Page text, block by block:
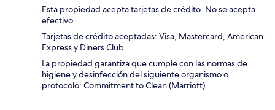
Esta propiedad acepta tarjetas de crédito. No se acepta
efectivo.
Tarjetas de crédito aceptadas: Visa, Mastercard, American
Express y Diners Club
La propiedad garantiza que cumple con las normas de
higiene y desinfección del siguiente organismo o
protocolo: Commitment to Clean (Marriott).